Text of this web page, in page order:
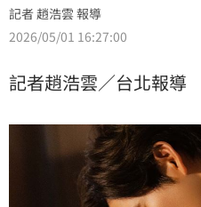
記者 趙浩雲 報導
2026/05/01 16:27:00
記者趙浩雲／台北報導